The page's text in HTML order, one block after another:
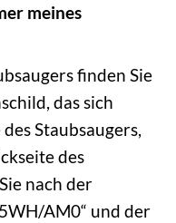
meines
finden Sie
das sich
Staubsaugers,
des
nach der
AM0“ und der